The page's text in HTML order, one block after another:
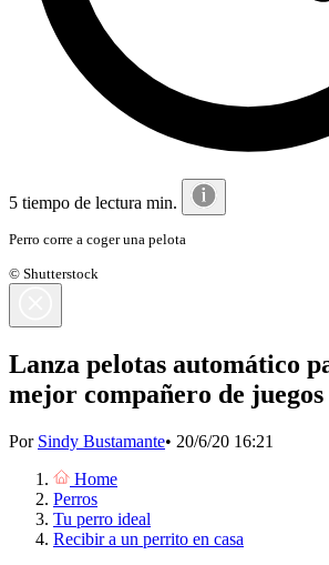
5 tiempo de lectura min.
Perro corre a coger una pelota
© Shutterstock
Lanza pelotas automático
mejor compañero de juegos
Por Sindy Bustamante• 20/6/20 16:21
Home
Perros
Tu perro ideal
Recibir a un perrito en casa